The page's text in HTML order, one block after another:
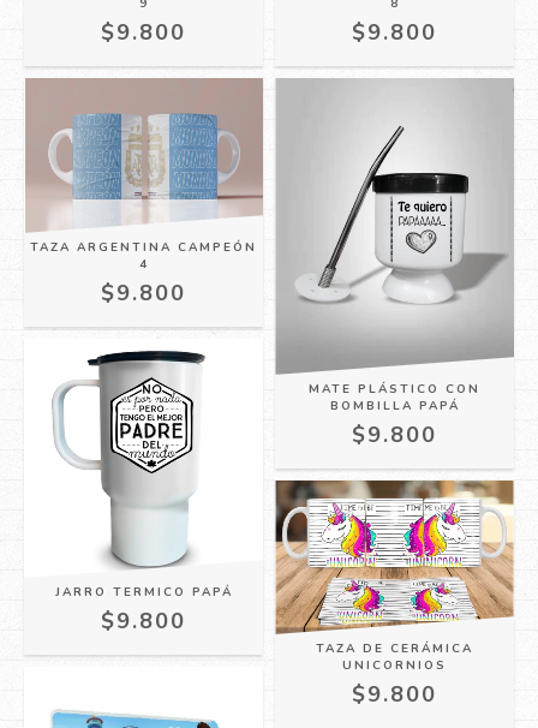
9
$9.800
8
$9.800
TAZA ARGENTINA CAMPEÓN
4
$9.800
MATE PLÁSTICO CON
BOMBILLA PAPÁ
$9.800
JARRO TERMICO PAPÁ
$9.800
TAZA DE CERÁMICA
UNICORNIOS
$9.800